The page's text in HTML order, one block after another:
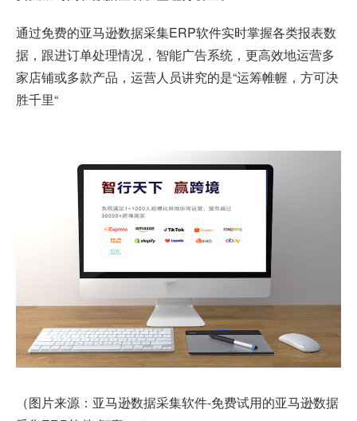
通过免费的亚马逊数据采集ERP软件实时掌握各类报表数
据，跟进订单处理情况，智能广告系统，更高效地运营多
家店铺或多款产品，运营人员讲究的是“运筹帷幄，方可决
胜千里“
（图片来源：亚马逊数据采集软件-免费试用的亚马逊数据